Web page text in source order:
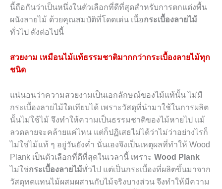
นี้ถือกันว่าเป็นหนึ่งในตัวเลือกที่ดีที่สุดสำหรับการตกแต่งพื้น
ผนังลายไม้ ด้วยคุณสมบัติที่โดดเด่น เนื้อกระเบื้องลายไม้
ทั่วไป ดังต่อไปนี้
สวยงาม เหมือนไม้แท้ธรรมชาติมากกว่ากระเบื้องลายไม้ทุก
ชนิด
แน่นอนว่าความสวยงามเป็นเอกลักษณ์ของไม้แท้นั้น ไม่มี
กระเบื้องลายไม้ใดเทียบได้ เพราะวัสดุที่นำมาใช้ในการผลิต
นั้นไม่ใช้ไม้ จึงทำให้ความเป็นธรรมชาติของไม้หายไป แม้
ลวดลายจะคล้ายแค่ไหน แต่ก็ปฏิเสธไม่ได้ว่าไม่ว่าอย่างไรก็
ไม่ใช่ไม้แท้ ๆ อยู่วันยังค่ำ นั่นเองจึงเป็นเหตุผลที่ทำให้ Wood
Plank เป็นตัวเลือกที่ดีที่สุดในเวลานี้ เพราะ Wood Plank
ไม่ใช่กระเบื้องลายไม้ทั่วไป แต่เป็นกระเบื้องที่ผลิตขึ้นมาจาก
วัสดุทดแทนไม้ผสมผสานกับไม้จริงบางส่วน จึงทำให้มีความ